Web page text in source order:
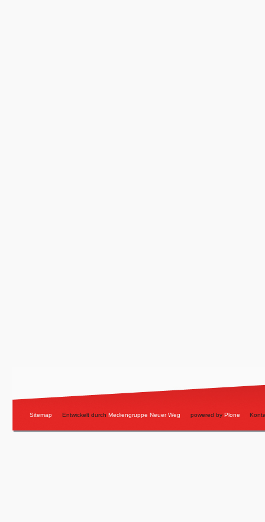
Sitemap Entwickelt durch Mediengruppe Neuer Weg powered by Plone